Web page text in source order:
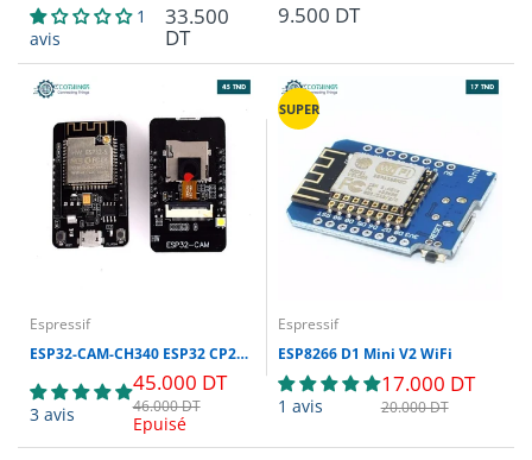
1
avis
33.500
DT
9.500 DT
Espressif
ESP32-CAM-CH340 ESP32 CP2102 : Carte Developpement Avec Module Camera OV2640 et port micro USB
3 avis
45.000 DT
46.000 DT
Epuisé
SUPER
Espressif
ESP8266 D1 Mini V2 WiFi
1 avis
17.000 DT
20.000 DT